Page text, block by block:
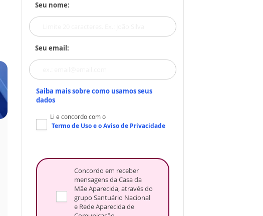
Seu nome:
Seu email:
Saiba mais sobre como usamos seus
dados
Li e concordo com o
Termo de Usoe oAviso de Privacidade
Concordo em receber
mensagens da Casa da
Mãe Aparecida, através do
grupo Santuário Nacional
e Rede Aparecida de